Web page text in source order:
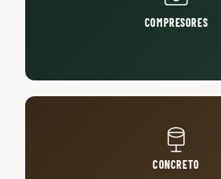
COMPRESORES
CONCRETO